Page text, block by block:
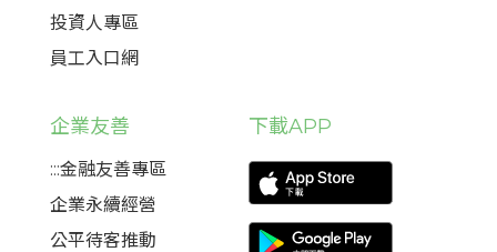
投資人專區
員工入口網
企業友善
:::金融友善專區
企業永續經營
公平待客推動
下載APP